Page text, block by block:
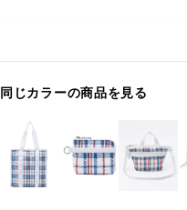
同じカラーの商品を見る